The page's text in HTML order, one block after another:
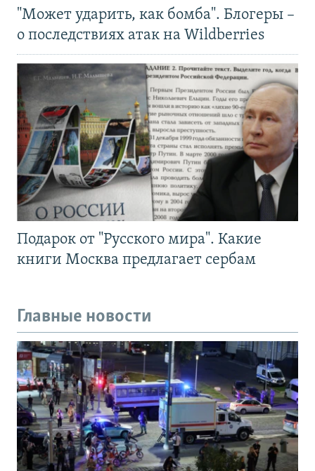
"Может ударить, как бомба". Блогеры –
о последствиях атак на Wildberries
Подарок от "Русского мира". Какие
книги Москва предлагает сербам
Главные новости